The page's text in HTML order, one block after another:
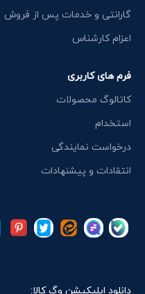
گارانتی و خدمات پس از فروش
اعزام کارشناس
فرم های کاربری
کاتالوگ محصولات
استخدام
درخواست نمایندگی
انتقادات و پیشنهادات
دانلود اپلیکیشن وگ کالا: